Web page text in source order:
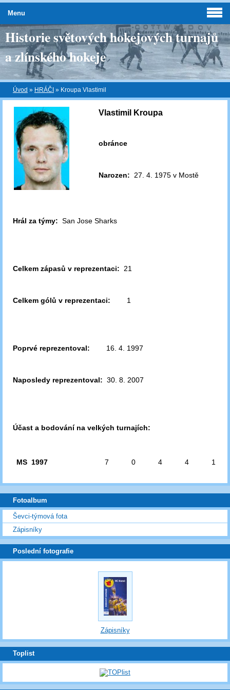
Historie světových hokejových turnajů
a zlínského hokeje
Úvod » HRÁČI » Kroupa Vlastimil
Vlastimil Kroupa
obránce
Narozen: 27. 4. 1975 v Mostě
Hrál za týmy: San Jose Sharks
Celkem zápasů v reprezentaci: 21
Celkem gólů v reprezentaci: 1
Poprvé reprezentoval: 16. 4. 1997
Naposledy reprezentoval: 30. 8. 2007
Účast a bodování na velkých turnajích:
MS 1997 7 0 4 4 1
Menu
Fotoalbum
Ševci-týmová fota
Zápisníky
Poslední fotografie
Zápisníky
Toplist